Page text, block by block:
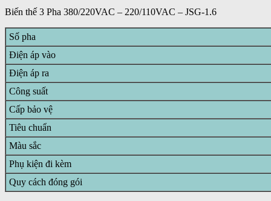
Biến thế 3 Pha 380/220VAC – 220/110VAC – JSG-1.6
Số pha
Điện áp vào
Điện áp ra
Công suất
Cấp bảo vệ
Tiêu chuẩn
Màu sắc
Phụ kiện đi kèm
Quy cách đóng gói